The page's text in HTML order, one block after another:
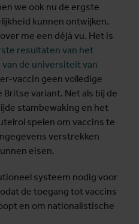
we ook nu de ergste
kunnen ontwijken.
me een déjà vu. Het is
resultaten van het
de universiteit van
vaccin geen volledige
variant. Net als bij de
stambewaking en het
spelen om vaccins te
verstrekken
eisen.
systeem nodig voor
de toegang tot vaccins
en om nationalistische